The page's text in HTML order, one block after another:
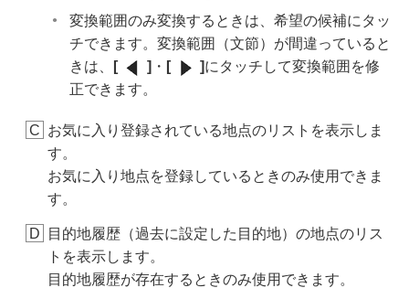
変換範囲のみ変換するときは、希望の候補にタッ
チできます。変換範囲（文節）が間違っていると
きは、
[‍ ‍] ・ [‍ ‍]にタッチして変換範囲を修
正できます。
お気に入り登録されている地点のリストを表示しま
す。
お気に入り地点を登録しているときのみ使用できま
す。
目的地履歴（過去に設定した目的地）の地点のリス
トを表示します。
目的地履歴が存在するときのみ使用できます。